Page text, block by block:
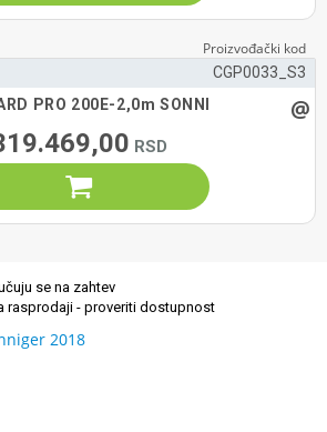
CGP0033_S3
PRO 200E-2,0m SONNI
@

2018